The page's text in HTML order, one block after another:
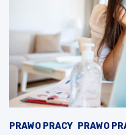
PRAWO PRACY
PRAWO